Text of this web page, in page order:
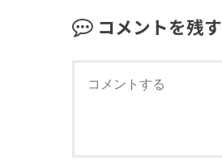
コメントを残す